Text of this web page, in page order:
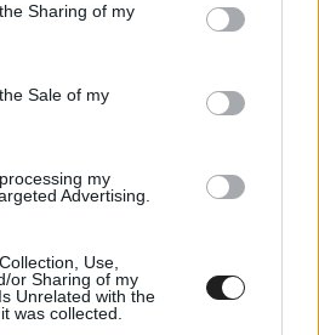
usage behaviour. You may click to
and its third-party tags to
purposes in below Google
Sharing of my
Sale of my
my
Advertising.
Use,
or Sharing of my
Unrelated with the
was collected.
pontosabban a KTM
munderfingi központjában
is érkeztek
felek tárgyalnak, ami a lap
tekinthető”, de legutóbbi
az óvatos megközelítésen”.
szerint ez azt jelenti, hogy az
közelít”.